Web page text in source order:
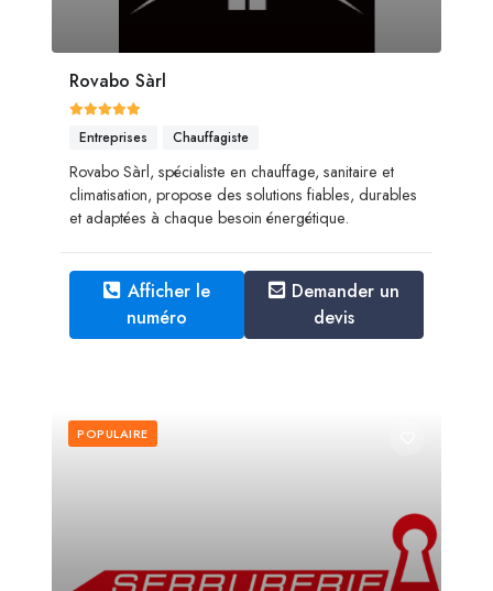
Rovabo Sàrl
Entreprises Chauffagiste
Rovabo Sàrl, spécialiste en chauffage, sanitaire et
climatisation, propose des solutions fiables, durables
et adaptées à chaque besoin énergétique.
Afficher le
numéro
Demander un
devis
POPULAIRE